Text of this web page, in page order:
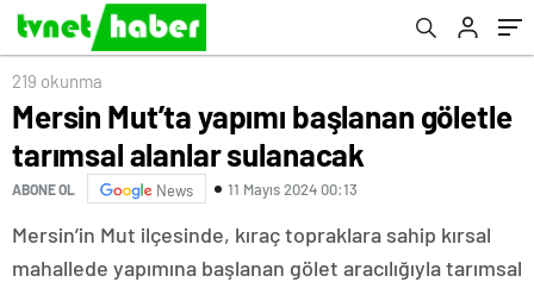
219 okunma
Mersin Mut’ta yapımı başlanan göletle
tarımsal alanlar sulanacak
ABONE OL News 11 Mayıs 2024 00:13
Mersin’in Mut ilçesinde, kıraç topraklara sahip kırsal
mahallede yapımına başlanan gölet aracılığıyla tarımsal